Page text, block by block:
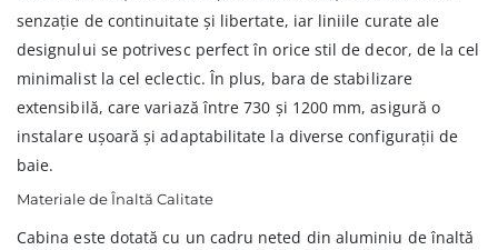
senzație de continuitate și libertate, iar liniile curate ale
designului se potrivesc perfect în orice stil de decor, de la cel
minimalist la cel eclectic. În plus, bara de stabilizare
extensibilă, care variază între 730 și 1200 mm, asigură o
instalare ușoară și adaptabilitate la diverse configurații de
baie.
Materiale de Înaltă Calitate
Cabina este dotată cu un cadru neted din aluminiu de înaltă